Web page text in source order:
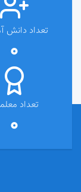
تعداد دانش
0
تعداد
0